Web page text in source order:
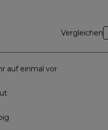
Vergleichen
auf einmal vor